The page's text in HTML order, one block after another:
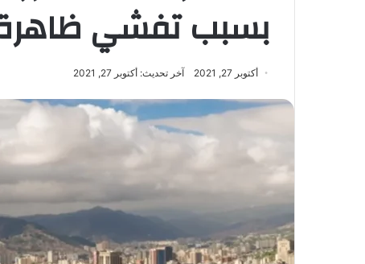
بسبب تفشي ظاهرة
أكتوبر 27, 2021 آخر تحديث: أكتوبر 27, 2021